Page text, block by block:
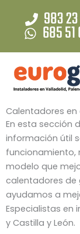
contenido
983
685
Calentadores en
En esta sección
información útil
funcionamiento,
modelo que
calentadores de
ayudamos a
Especialistas en
y Castilla y León.